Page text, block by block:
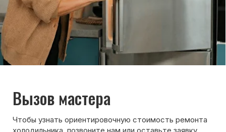
Без выходных с 8.00 — 22.00
WhatsApp